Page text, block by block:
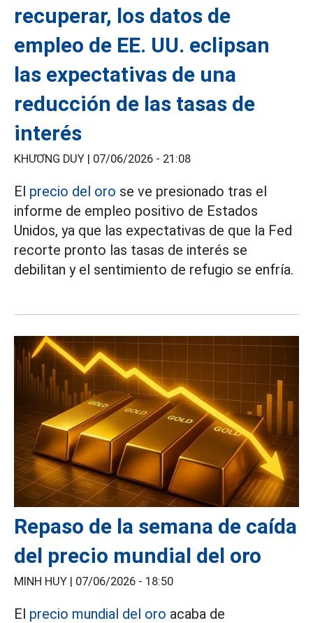
recuperar, los datos de
empleo de EE. UU. eclipsan
las expectativas de una
reducción de las tasas de
interés
KHƯƠNG DUY | 07/06/2026 - 21:08
El precio del oro se ve presionado tras el
informe de empleo positivo de Estados
Unidos, ya que las expectativas de que la Fed
recorte pronto las tasas de interés se
debilitan y el sentimiento de refugio se enfría.
Repaso de la semana de caída
del precio mundial del oro
MINH HUY | 07/06/2026 - 18:50
El precio mundial del oro acaba de